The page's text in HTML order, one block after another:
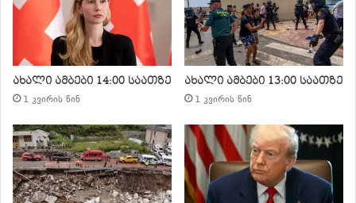
ახალი ამბები 14:00 საათზე
1 კვირის წინ
ახალი ამბები 13:00 საათზე
1 კვირის წინ